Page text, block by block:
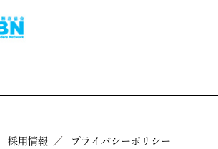
採用情報
プライバシーポリシー